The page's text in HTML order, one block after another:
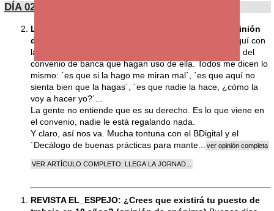
DÍA 02-06-2021
LLEGA LA JORNADA DE VERANO A LA BANCA (opinión
de anónimo)
Me parece indignante lo que se hace aquí con
la jornada de verano. No conozco a muchas personas del
convenio de banca que hagan uso de ella. Todos me dicen lo
mismo: ´es que si la hago me miran mal´, ´es que aquí no
sienta bien que la hagas´, ´es que nadie la hace, ¿cómo la
voy a hacer yo?´...
La gente no entiende que es su derecho. Es lo que viene en
el convenio, nadie le está regalando nada.
Y claro, así nos va. Mucha tontuna con el BDigital y el
´Decálogo de buenas prácticas para mante...
REVISTA EL_ESPEJO: ¿Crees que existirá tu puesto de